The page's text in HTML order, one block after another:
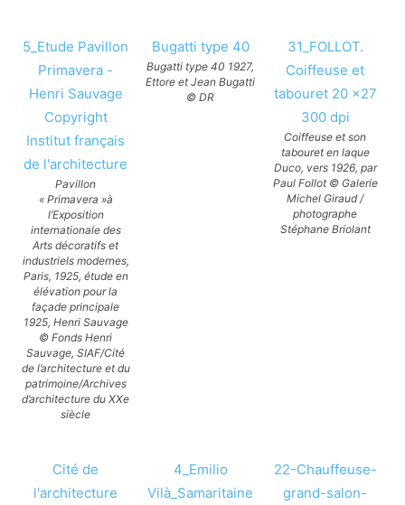
5_Etude Pavillon
Primavera -
Henri Sauvage
Copyright
Institut français
de l'architecture
Pavillon
« Primavera »à
l’Exposition
internationale des
Arts décoratifs et
industriels modernes,
Paris, 1925, étude en
élévation pour la
façade principale
1925, Henri Sauvage
© Fonds Henri
Sauvage, SIAF/Cité
de l’architecture et du
patrimoine/Archives
d’architecture du XXe
siècle
Bugatti type 40
Bugatti type 40 1927,
Ettore et Jean Bugatti
© DR
31_FOLLOT.
Coiffeuse et
tabouret 20 x27
300 dpi
Coiffeuse et son
tabouret en laque
Duco, vers 1926, par
Paul Follot © Galerie
Michel Giraud /
photographe
Stéphane Briolant
Cité de
l'architecture
4_Emilio
Vilà_Samaritaine
22-Chauffeuse-
grand-salon-